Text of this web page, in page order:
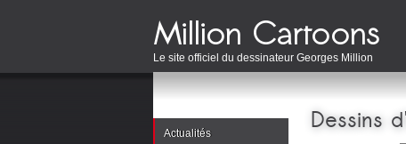
Le site officiel du dessinateur Georges Million
Actualités
Dessins